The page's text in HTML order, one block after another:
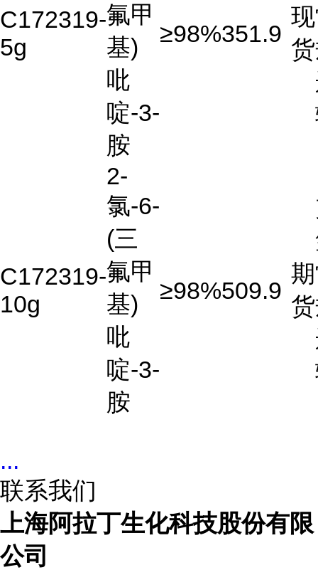
C172319-
5g
氟甲
基)
吡
啶-3-
胺
≥98%351.9
现
货
C172319-
10g
2-
氯-6-
(三
氟甲
基)
吡
啶-3-
胺
≥98%509.9
期
货
...
联系我们
上海阿拉丁生化科技股份有限
公司